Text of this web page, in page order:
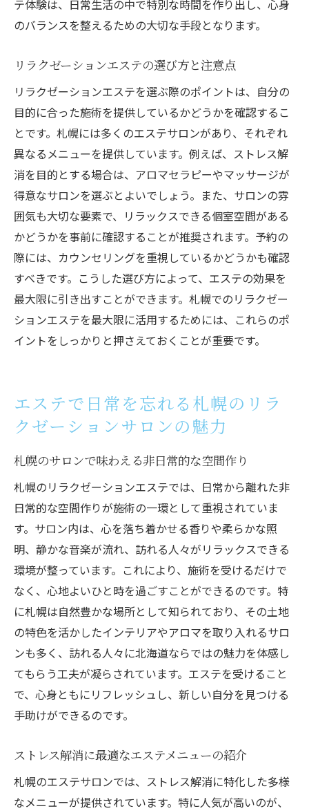
札幌のエステで体感する体のリフレッシュ
エステ後に感じる心地よい変化の理由
札幌でのエステが健康に与える好影響
心身ともにリセットするためのエステ活用
法
エステで自分を大切に札幌で楽しむリラクゼー
ションタイム
忙しい日常にリラクゼーションを取り入れ
る方法
自分を大切にするためのエステ選びのポイ
ント
札幌のエステで楽しむ贅沢なリラックスタ
心身をリフレッシュするためのエステ活用
リラクゼーションエステで得られる心の豊
かさ
テ体験は、日常生活の中で特別な時間を作り出し、心身
のバランスを整えるための大切な手段となります。
リラクゼーションエステの選び方と注意点
リラクゼーションエステを選ぶ際のポイントは、自分の
目的に合った施術を提供しているかどうかを確認するこ
とです。札幌には多くのエステサロンがあり、それぞれ
異なるメニューを提供しています。例えば、ストレス解
消を目的とする場合は、アロマセラピーやマッサージが
得意なサロンを選ぶとよいでしょう。また、サロンの雰
囲気も大切な要素で、リラックスできる個室空間がある
かどうかを事前に確認することが推奨されます。予約の
際には、カウンセリングを重視しているかどうかも確認
すべきです。こうした選び方によって、エステの効果を
最大限に引き出すことができます。札幌でのリラクゼー
ションエステを最大限に活用するためには、これらのポ
イントをしっかりと押さえておくことが重要です。
エステで日常を忘れる札幌のリラ
クゼーションサロンの魅力
札幌のサロンで味わえる非日常的な空間作り
札幌のリラクゼーションエステでは、日常から離れた非
日常的な空間作りが施術の一環として重視されていま
す。サロン内は、心を落ち着かせる香りや柔らかな照
明、静かな音楽が流れ、訪れる人々がリラックスできる
環境が整っています。これにより、施術を受けるだけで
なく、心地よいひと時を過ごすことができるのです。特
に札幌は自然豊かな場所として知られており、その土地
の特色を活かしたインテリアやアロマを取り入れるサロ
ンも多く、訪れる人々に北海道ならではの魅力を体感し
てもらう工夫が凝らされています。エステを受けること
で、心身ともにリフレッシュし、新しい自分を見つける
手助けができるのです。
ストレス解消に最適なエステメニューの紹介
札幌のエステサロンでは、ストレス解消に特化した多様
なメニューが提供されています。特に人気が高いのが、